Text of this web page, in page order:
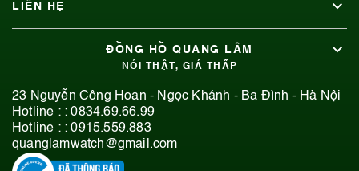
LIÊN HỆ
ĐỒNG HỒ QUANG LÂM
NÓI THẬT, GIÁ THẤP
23 Nguyễn Công Hoan - Ngọc Khánh - Ba Đình - Hà Nội
Hotline : :0834.69.66.99
Hotline : :0915.559.883
quanglamwatch@gmail.com